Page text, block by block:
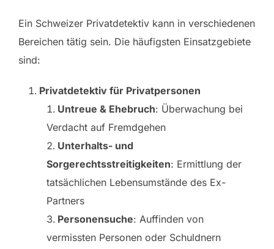
Ein Schweizer Privatdetektiv kann in verschiedenen
Bereichen tätig sein. Die häufigsten Einsatzgebiete
sind:
Privatdetektiv für Privatpersonen
Untreue & Ehebruch: Überwachung bei
Verdacht auf Fremdgehen
Unterhalts- und
Sorgerechtsstreitigkeiten: Ermittlung der
tatsächlichen Lebensumstände des Ex-
Partners
Personensuche: Auffinden von
vermissten Personen oder Schuldnern